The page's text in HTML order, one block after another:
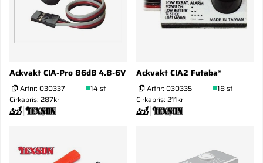
Ackvakt CIA-Pro 86dB 4.8-6V
Artnr: 030337
14 st
Cirkapris: 287kr
Ackvakt CIA2 Futaba*
Artnr: 030335
18 st
Cirkapris: 211kr